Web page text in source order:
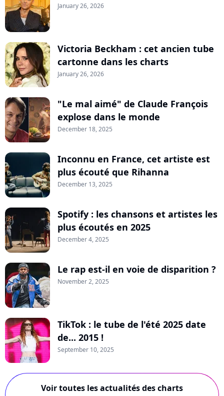
January 26, 2026
Victoria Beckham : cet ancien tube
cartonne dans les charts
January 26, 2026
"Le mal aimé" de Claude François
explose dans le monde
December 18, 2025
Inconnu en France, cet artiste est
plus écouté que Rihanna
December 13, 2025
Spotify : les chansons et artistes les
plus écoutés en 2025
December 4, 2025
Le rap est-il en voie de disparition ?
November 2, 2025
TikTok : le tube de l'été 2025 date
de... 2015 !
September 10, 2025
Voir toutes les actualités des charts